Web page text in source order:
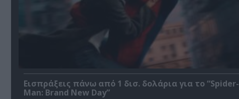
Εισπράξεις πάνω από 1 δισ. δολάρια για το “Spider-
Man: Brand New Day”